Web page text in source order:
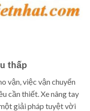
thấp
vận, việc vận chuyển
cần thiết. Xe nâng tay
giải pháp tuyệt vời